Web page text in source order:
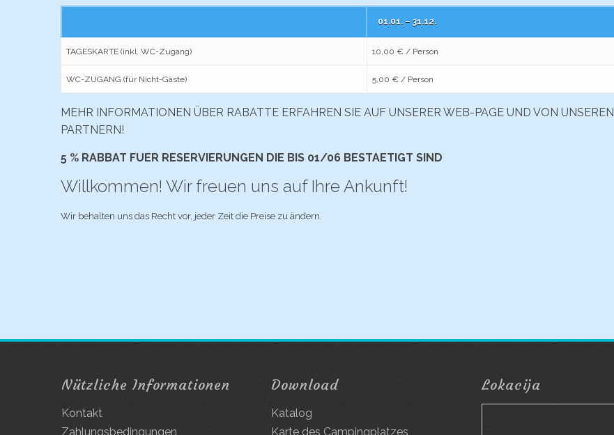
01.01. – 31.12.
TAGESKARTE (inkl. WC-Zugang) 10,00 € / Person
WC-ZUGANG (für Nicht-Gäste) 5,00 € / Person
MEHR INFORMATIONEN ÜBER RABATTE ERFAHREN SIE AUF UNSERER WEB-PAGE UND VON UNSEREN
PARTNERN!
5 % RABBAT FUER RESERVIERUNGEN DIE BIS 01/06 BESTAETIGT SIND
Willkommen! Wir freuen uns auf Ihre Ankunft!
Wir behalten uns das Recht vor, jeder Zeit die Preise zu ändern.
Nützliche Informationen
Kontakt
Zahlungsbedingungen
Download
Katalog
Karte des Campingplatzes
Lokacija